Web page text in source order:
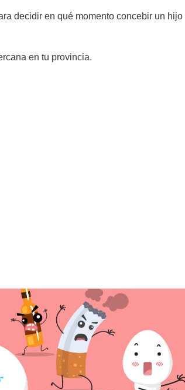
decidir en qué momento concebir un hijo
en tu provincia.